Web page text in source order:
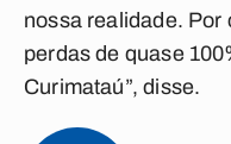
nossa realidade. Por
perdas de quase
Curimataú”, disse.